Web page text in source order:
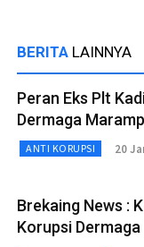
BERITA LAINNYA
Peran Eks Plt
Dermaga
ANTI KORUPSI 20
Brekaing News :
Korupsi